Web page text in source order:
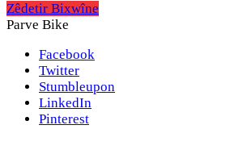
Zêdetir Bixwîne
Parve Bike
Facebook
Twitter
Stumbleupon
LinkedIn
Pinterest